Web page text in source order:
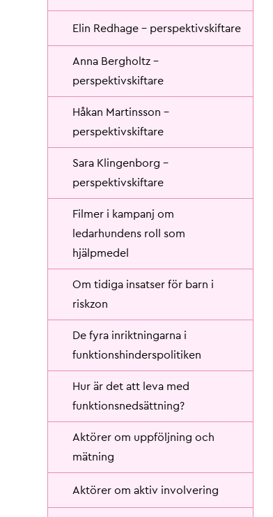
Elin Redhage - perspektivskiftare
Anna Bergholtz -
perspektivskiftare
Håkan Martinsson -
perspektivskiftare
Sara Klingenborg -
perspektivskiftare
Filmer i kampanj om
ledarhundens roll som
hjälpmedel
Om tidiga insatser för barn i
riskzon
De fyra inriktningarna i
funktionshinderspolitiken
Hur är det att leva med
funktionsnedsättning?
Aktörer om uppföljning och
mätning
Aktörer om aktiv involvering